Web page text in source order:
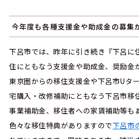
今年度も各種支援金や助成金の募集
下呂市では、昨年に引き続き『下呂に
住にともなう支援金や助成金、奨励金
東京圏からの移住支援金や下呂市Uタ
宅購入・改修補助にともなう下呂市移
事業補助金、移住者への家賃補助等も
色々な移住特典がありますので下呂市